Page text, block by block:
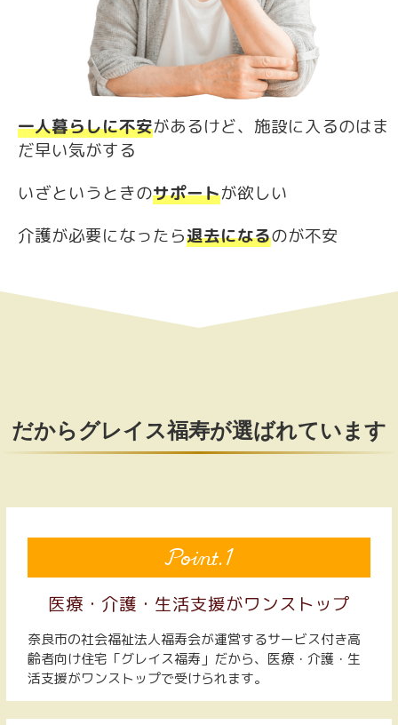
一人暮らしに不安があるけど、施設に入るのはま
だ早い気がする
いざというときのサポートが欲しい
介護が必要になったら退去になるのが不安
だからグレイス福寿が選ばれています
Point.1
医療・介護・生活支援がワンストップ
奈良市の社会福祉法人福寿会が運営するサービス付き高
齢者向け住宅「グレイス福寿」だから、医療・介護・生
活支援がワンストップで受けられます。